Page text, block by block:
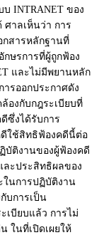
INTRANET ของ
ศาลเห็นว่า การ
กสารหลักฐานที่
กษรการที่ผู้ถูกฟ้อง
และไม่มีพยานหลัก
ารออกประกาศดัง
องกับกฎระเบียบที่
ซึ่งได้รับการ
ใช้สิทธิฟ้องคดีนี้ต่อ
บัติงานของผู้ฟ้องคดี
ะประสิทธิผลของ
ในการปฏิบัติงาน
บการเป็น
เบียบแล้ว การไม่
ในที่เปิดเผยให้